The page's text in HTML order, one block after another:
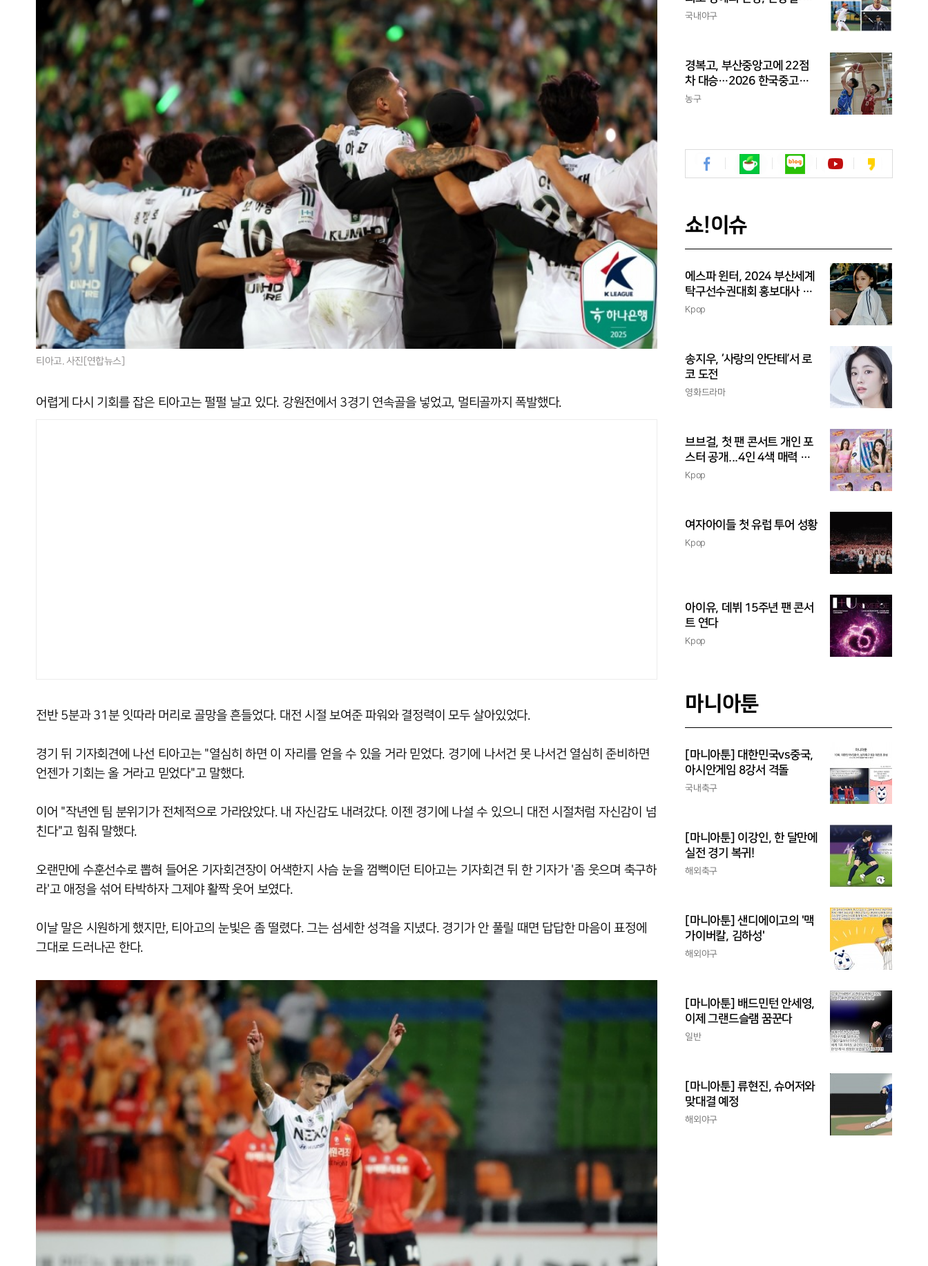
티아고. 사진[연합뉴스]
어렵게 다시 기회를 잡은 티아고는 펄펄 날고 있다. 강원전에서 3경기 연속골을 넣었고, 멀티골까지 폭발했다.
전반 5분과 31분 잇따라 머리로 골망을 흔들었다. 대전 시절 보여준 파워와 결정력이 모두 살아있었다.
경기 뒤 기자회견에 나선 티아고는 "열심히 하면 이 자리를 얻을 수 있을 거라 믿었다. 경기에 나서건 못 나서건 열심히 준비하면
언젠가 기회는 올 거라고 믿었다"고 말했다.
이어 "작년엔 팀 분위기가 전체적으로 가라앉았다. 내 자신감도 내려갔다. 이젠 경기에 나설 수 있으니 대전 시절처럼 자신감이 넘
친다"고 힘줘 말했다.
오랜만에 수훈선수로 뽑혀 들어온 기자회견장이 어색한지 사슴 눈을 껌뻑이던 티아고는 기자회견 뒤 한 기자가 '좀 웃으며 축구하
라'고 애정을 섞어 타박하자 그제야 활짝 웃어 보였다.
이날 말은 시원하게 했지만, 티아고의 눈빛은 좀 떨렸다. 그는 섬세한 성격을 지녔다. 경기가 안 풀릴 때면 답답한 마음이 표정에
그대로 드러나곤 한다.
동원·이승엽·송진우·김응용
국내야구
경복고, 부산중앙고에 22점
차 대승…2026 한국중고농
구 주말리그 왕중왕전 첫 승
농구
쇼!이슈
에스파 윈터, 2024 부산세계
탁구선수권대회 홍보대사 위
촉
Kpop
송지우, ‘사랑의 안단테’서 로
코 도전
영화드라마
브브걸, 첫 팬 콘서트 개인 포
스터 공개...4인 4색 매력 발
산
Kpop
여자아이들 첫 유럽 투어 성황
Kpop
아이유, 데뷔 15주년 팬 콘서
트 연다
Kpop
마니아툰
[마니아툰] 대한민국vs중국,
아시안게임 8강서 격돌
국내축구
[마니아툰] 이강인, 한 달만에
실전 경기 복귀!
해외축구
[마니아툰] 샌디에이고의 '맥
가이버칼, 김하성'
해외야구
[마니아툰] 배드민턴 안세영,
이제 그랜드슬램 꿈꾼다
일반
[마니아툰] 류현진, 슈어저와
맞대결 예정
해외야구